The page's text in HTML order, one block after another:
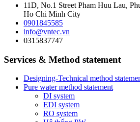
11D, No.1 Street Pham Huu Lau,
Ho Chi Minh City
0901845585
info@vntec.vn
0315837747
Services & Method statement
Designing-Technical method
Pure water method statement
DI system
EDI system
RO system